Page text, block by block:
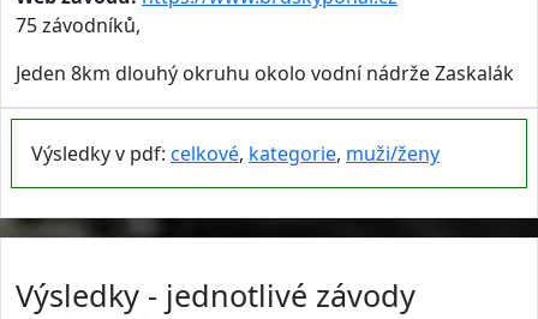
75 závodníků,
Jeden 8km dlouhý okruhu okolo vodní nádrže Zaskalák
Výsledky v pdf: celkové, kategorie, muži/ženy
Výsledky - jednotlivé závody